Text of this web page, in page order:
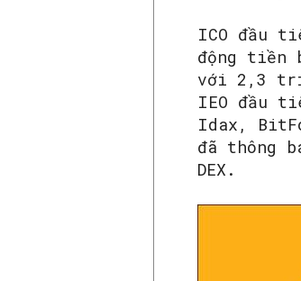
ICO đầu
động tiền
với 2,3
IEO đầu
Idax,
đã thông
DEX.